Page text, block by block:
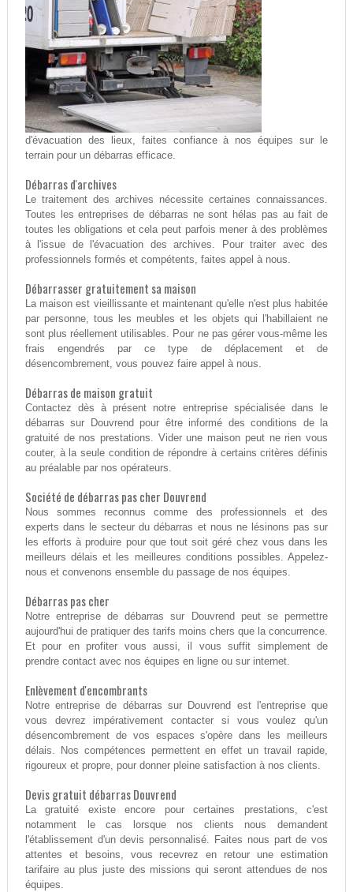
d'évacuation des lieux, faites confiance à nos équipes sur le
terrain pour un débarras efficace.
Débarras d'archives
Le traitement des archives nécessite certaines connaissances.
Toutes les entreprises de débarras ne sont hélas pas au fait de
toutes les obligations et cela peut parfois mener à des problèmes
à l'issue de l'évacuation des archives. Pour traiter avec des
professionnels formés et compétents, faites appel à nous.
Débarrasser gratuitement sa maison
La maison est vieillissante et maintenant qu'elle n'est plus habitée
par personne, tous les meubles et les objets qui l'habillaient ne
sont plus réellement utilisables. Pour ne pas gérer vous-même les
frais engendrés par ce type de déplacement et de
désencombrement, vous pouvez faire appel à nous.
Débarras de maison gratuit
Contactez dès à présent notre entreprise spécialisée dans le
débarras sur Douvrend pour être informé des conditions de la
gratuité de nos prestations. Vider une maison peut ne rien vous
couter, à la seule condition de répondre à certains critères définis
au préalable par nos opérateurs.
Société de débarras pas cher Douvrend
Nous sommes reconnus comme des professionnels et des
experts dans le secteur du débarras et nous ne lésinons pas sur
les efforts à produire pour que tout soit géré chez vous dans les
meilleurs délais et les meilleures conditions possibles. Appelez-
nous et convenons ensemble du passage de nos équipes.
Débarras pas cher
Notre entreprise de débarras sur Douvrend peut se permettre
aujourd'hui de pratiquer des tarifs moins chers que la concurrence.
Et pour en profiter vous aussi, il vous suffit simplement de
prendre contact avec nos équipes en ligne ou sur internet.
Enlèvement d'encombrants
Notre entreprise de débarras sur Douvrend est l'entreprise que
vous devrez impérativement contacter si vous voulez qu'un
désencombrement de vos espaces s'opère dans les meilleurs
délais. Nos compétences permettent en effet un travail rapide,
rigoureux et propre, pour donner pleine satisfaction à nos clients.
Devis gratuit débarras Douvrend
La gratuité existe encore pour certaines prestations, c'est
notamment le cas lorsque nos clients nous demandent
l'établissement d'un devis personnalisé. Faites nous part de vos
attentes et besoins, vous recevrez en retour une estimation
tarifaire au plus juste des missions qui seront attendues de nos
équipes.